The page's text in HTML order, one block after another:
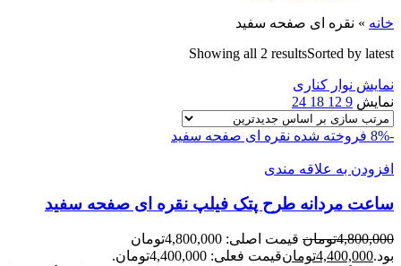
خانه » نقره ای صفحه سفید
Showing all 2 resultsSorted by latest
نمایش نوار کناری
نمایش 9
12
18
24
-8% فروخته شده نقره ای صفحه سفید
افزودن به علاقه مندی
ساعت مردانه طرح پتک فيلپ نقره ای صفحه سفيد
4,800,000تومان
قیمت اصلی: 4,800,000تومان
بود.4,400,000تومانقیمت فعلی: 4,400,000تومان.